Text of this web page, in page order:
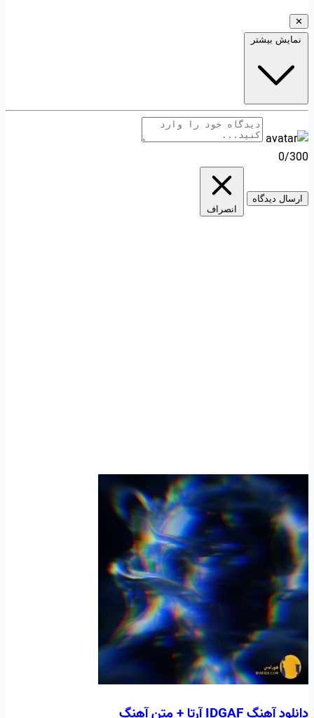
✕
نمایش بیشتر
0/300
ارسال دیدگاه
انصراف